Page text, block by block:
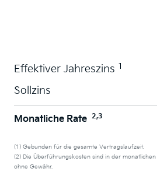
Effektiver Jahreszins 1
Sollzins
Monatliche Rate 2,3
(1) Gebunden für die gesamte Vertragslaufzeit.
(2) Die Überführungskosten sind in der
ohne Gewähr.